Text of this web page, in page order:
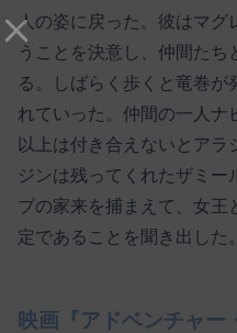
人の姿に戻った。彼はマグ
うことを決意し、仲間た
る。しばらく歩くと竜巻が
れていった。仲間の一人ナ
以上は付き合えないとアラ
ジンは残ってくれたザミー
ブの家来を捕まえて、女王
定であることを聞き出した。
映画『アドベンチャー